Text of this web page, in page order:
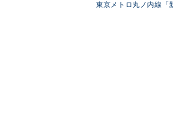
東京メトロ丸ノ内線「